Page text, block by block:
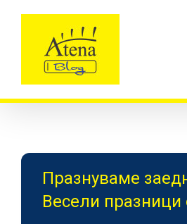
Празнуваме
Весели празници